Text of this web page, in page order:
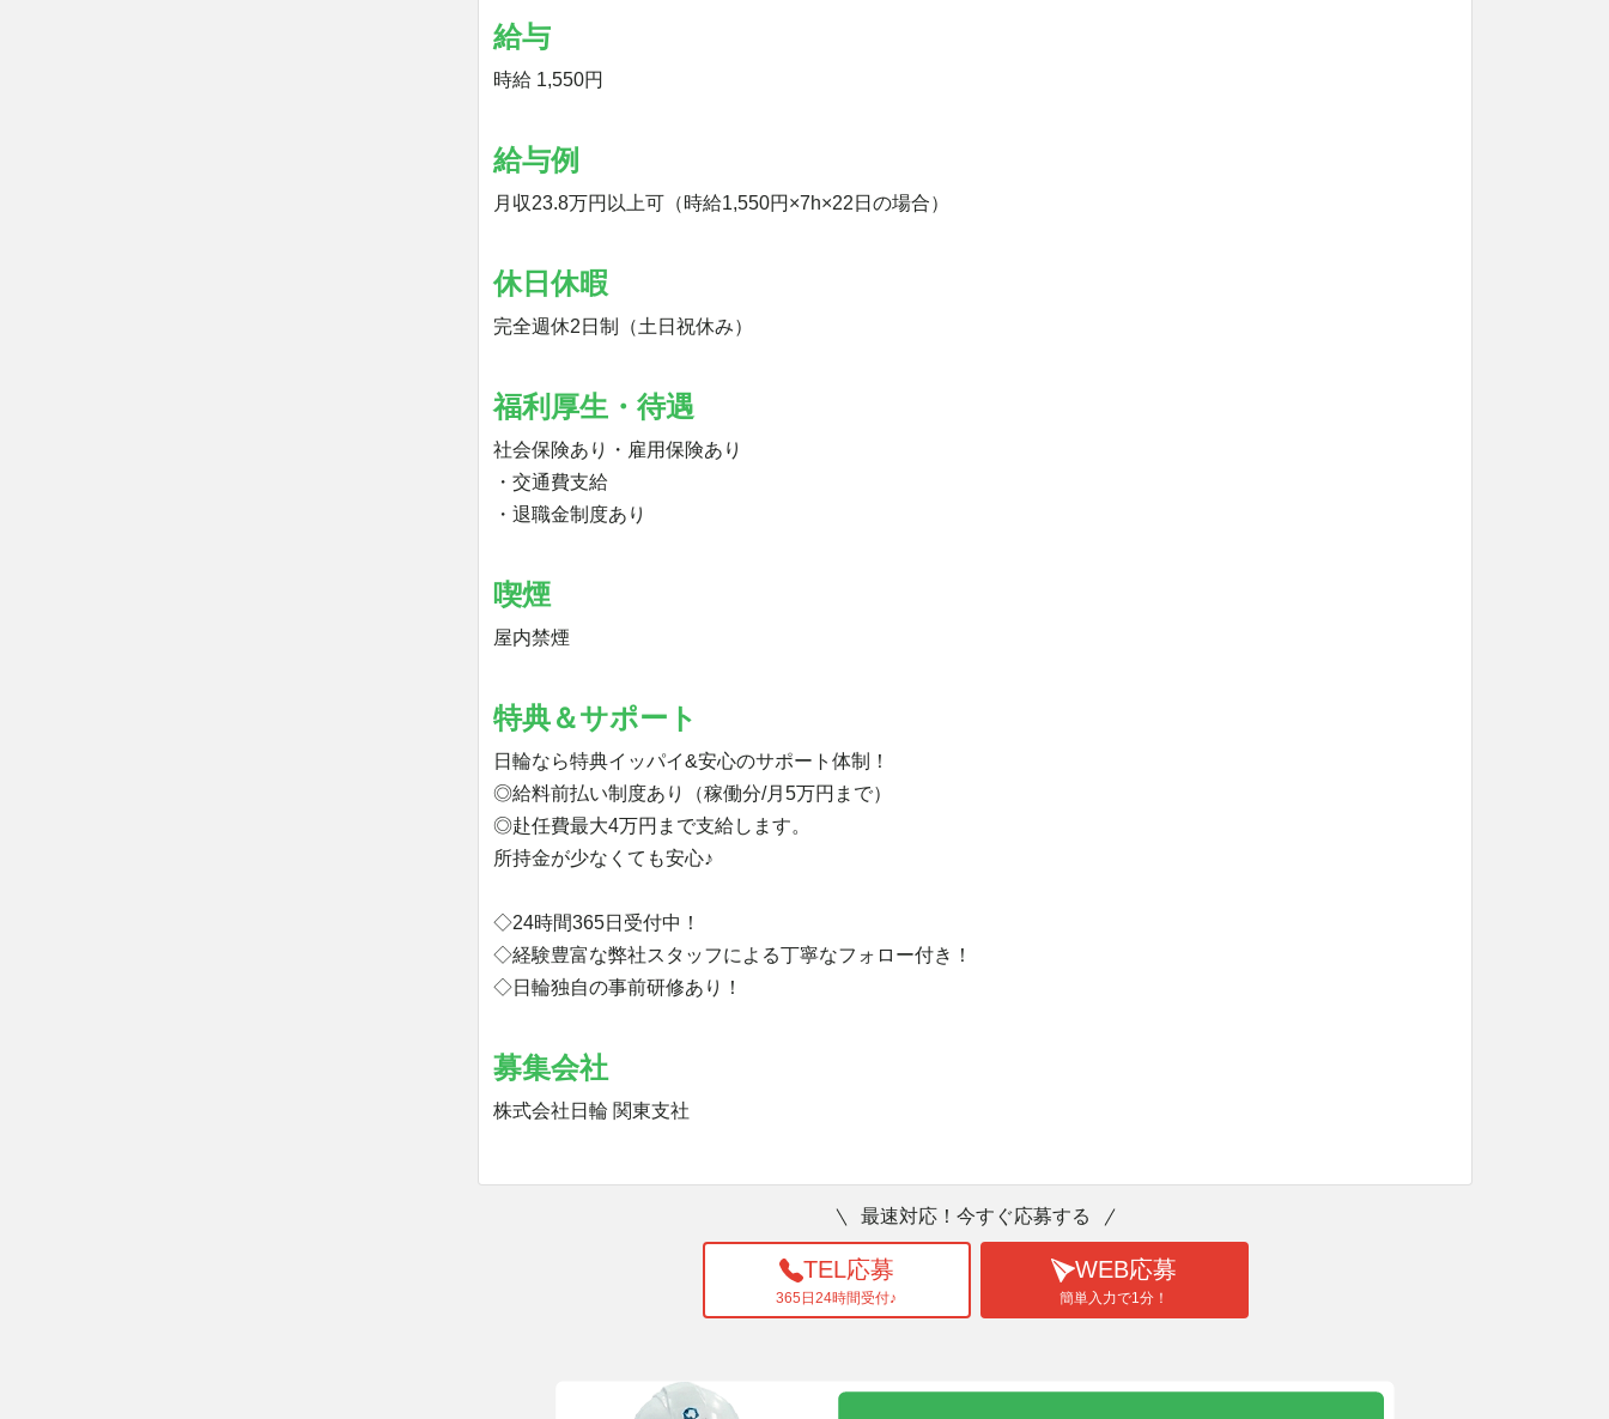
給与
時給 1,550円
給与例
月収23.8万円以上可（時給1,550円×7h×22日の場合）
休日休暇
完全週休2日制（土日祝休み）
福利厚生・待遇
社会保険あり・雇用保険あり
・交通費支給
・退職金制度あり
喫煙
屋内禁煙
特典＆サポート
日輪なら特典イッパイ&安心のサポート体制！
◎給料前払い制度あり（稼働分/月5万円まで）
◎赴任費最大4万円まで支給します。
所持金が少なくても安心♪
◇24時間365日受付中！
◇経験豊富な弊社スタッフによる丁寧なフォロー付き！
◇日輪独自の事前研修あり！
募集会社
株式会社日輪 関東支社
最速対応！今すぐ応募する
WEB応募
簡単入力で1分！
TEL応募
365日24時間受付♪